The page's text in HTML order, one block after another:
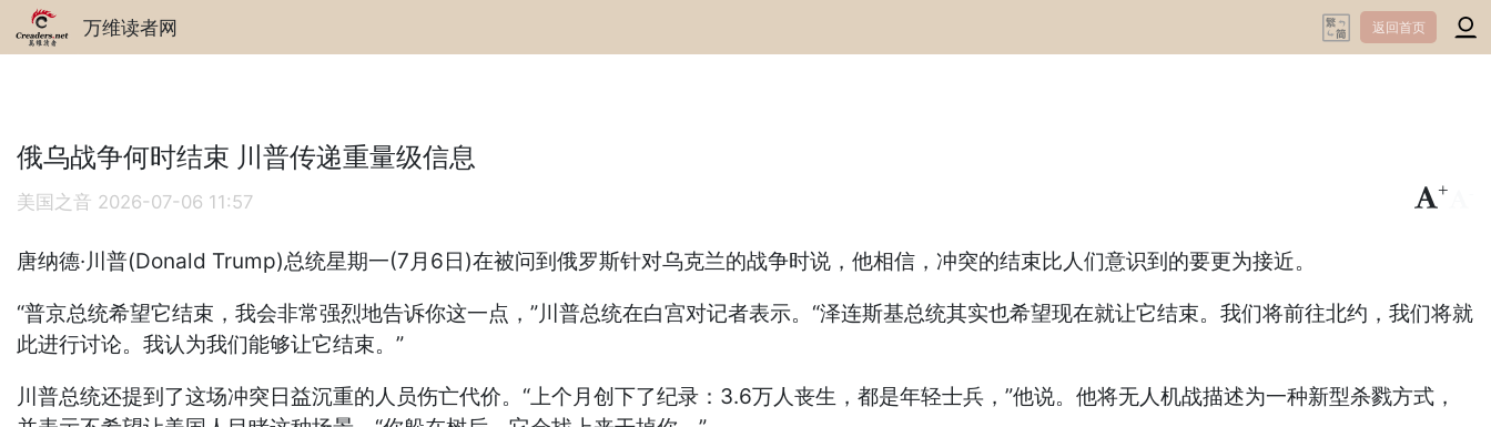
万维读者网 返回首页
俄乌战争何时结束 川普传递重量级信息
美国之音 2026-07-06 11:57
+
唐纳德·川普(Donald Trump)总统星期一(7月6日)在被问到俄罗斯针对乌克兰的战争时说，他相信，冲突的结束比人们意识到的要更为接近。
“普京总统希望它结束，我会非常强烈地告诉你这一点，”川普总统在白宫对记者表示。“泽连斯基总统其实也希望现在就让它结束。我们将前往北约，我们将就
此进行讨论。我认为我们能够让它结束。”
川普总统还提到了这场冲突日益沉重的人员伤亡代价。“上个月创下了纪录：3.6万人丧生，都是年轻士兵，”他说。他将无人机战描述为一种新型杀戮方式，